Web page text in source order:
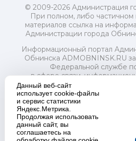
© 2009-2026 Администрация
При полном, либо частичном
материалов ссылка на
Администрации города
Информационный портал
Обнинска ADMOBNINSK.RU
Федеральной службе
в сфере связи,
и массовых коммуникаций
2018 года.
Свидетельство о регистрации
Учредитель: Администрация
распорядительный орган)
Обнинск". Главный
Данный веб-сайт
использует cookie-файлы
и сервис статистики
Яндекс.Метрика.
Продолжая использовать
данный сайт, вы
соглашаетесь на